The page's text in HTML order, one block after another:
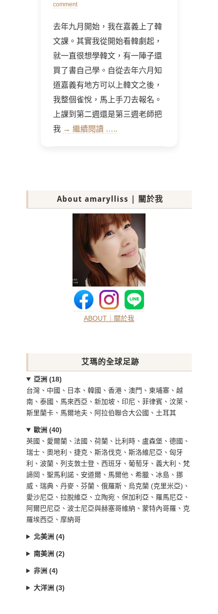
on
comment
去年九月開始，我在嘉義上了韓
文課。其實我從開始看韓劇起，
就一直很想學韓文，有一陣子還
買了書自己學。自從去年六月知
道嘉義有地方可以上韓文之後，
我整個雀悅，馬上手刀去報名。
上課到第二週還是第三週老師把
我 → 繼續閱讀 …..
About amarylliss | 關於我
ABOUT｜關於我
艾瑪的全球足跡
亞洲 (18)
台灣、中國、日本、韓國、香港、澳門、柬埔寨、越
南、泰國、馬來西亞、新加坡、印尼、菲律賓、汶萊、
斯里蘭卡、馬爾地夫、阿拉伯聯合大公國、土耳其
歐洲 (40)
英國、愛爾蘭、法國、荷蘭、比利時、盧森堡、德國、
瑞士、奧地利、捷克、斯洛伐克、斯洛維尼亞、匈牙
利、波蘭、列支敦士登、西班牙、葡萄牙、義大利、梵
諦岡、聖馬利諾、安道爾、馬爾他、希臘、冰島、挪
威、瑞典、丹麥、芬蘭、俄羅斯、烏克蘭 (克里米亞)、
愛沙尼亞、拉脫維亞、立陶宛、保加利亞、羅馬尼亞、
阿爾巴尼亞、波士尼亞與赫塞哥維納、蒙特內哥羅、克
羅埃西亞、摩納哥
北美洲 (4)
南美洲 (2)
非洲 (4)
大洋洲 (3)